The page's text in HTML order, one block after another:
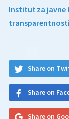
Institut za javne
Share on
Share on
Share on